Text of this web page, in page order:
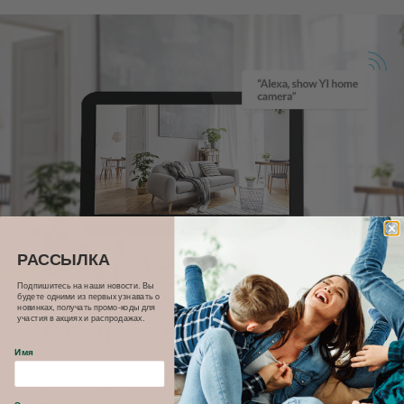
Работает с Алексой
Все камеры безопасности от YI Technology
РАССЫЛКА
Подпишитесь на наши новости. Вы
будете одними из первых узнавать о
новинках, получать промо-коды для
участия в акциях и распродажах.
Имя